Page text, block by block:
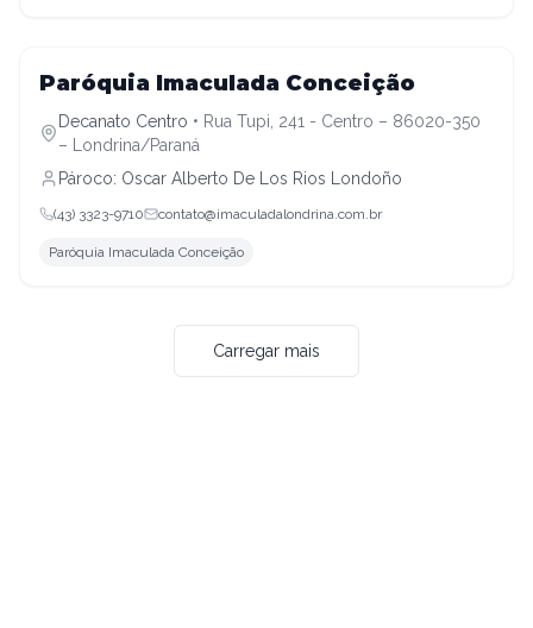
Decanato Centro
Paróquia Imaculada Conceição
Decanato Centro • Rua Tupi, 241 - Centro – 86020-350
– Londrina/Paraná
Pároco: Oscar Alberto De Los Rios Londoño
(43) 3323-9710 contato@imaculadalondrina.com.br
Paróquia Imaculada Conceição
Carregar mais